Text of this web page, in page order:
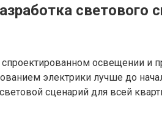
светового
освещении и
электрики лучше до
сценарий для всей